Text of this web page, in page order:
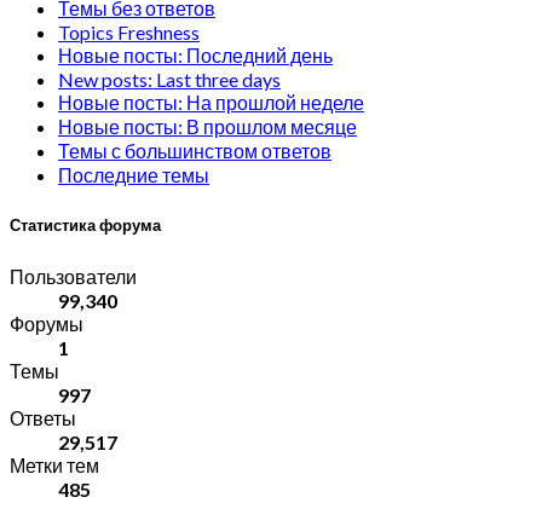
Темы без ответов
Topics Freshness
Новые посты: Последний день
New posts: Last three days
Новые посты: На прошлой неделе
Новые посты: В прошлом месяце
Темы с большинством ответов
Последние темы
Статистика форума
Пользователи
99,340
Форумы
1
Темы
997
Ответы
29,517
Метки тем
485